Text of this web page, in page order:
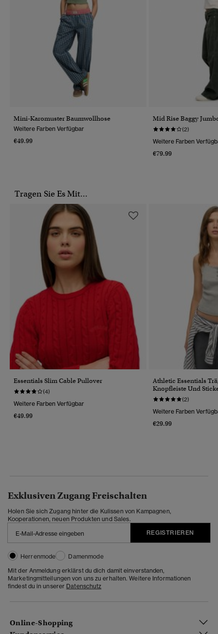
Mini-Karomuster Baumwollhose
Weitere Farben Verfügbar
€49.99
Mid Rise Baggy
(2)
Weitere Farben
€79.99
Tragen Sie Es Mit...
Essentials Slim Cable Pullover
(4)
Weitere Farben Verfügbar
€49.99
Athletic Essentials
Knopfleiste Und
(2)
Weitere Farben
€29.99
Exklusiven Zugang Freischalten
Holen Sie sich Zugang hinter die Kulissen von Kampagnen,
Kooperationen, neuen Produkten und Sales.
REGISTRIEREN
Herrenmode
Damenmode
Mit der Anmeldung erklärst du dich damit einverstanden,
Marketingmitteilungen von uns zu erhalten. Weitere Informationen
findest du in unserer Datenschutz
Online-Shopping